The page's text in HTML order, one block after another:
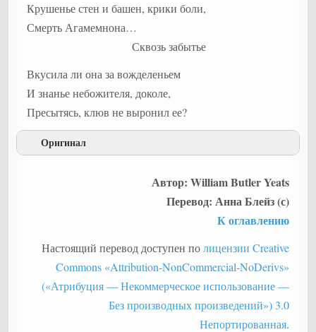
Крушенье стен и башен, крики боли,
Смерть Агамемнона…
Сквозь забытье
Вкусила ли она за вожделеньем
И знанье небожителя, доколе,
Пресытясь, клюв не выронил ее?
Оригинал
Автор: William Butler Yeats
Перевод: Анна Блейз (с)
К оглавлению
Настоящий перевод доступен полицензии Creative
Commons «Attribution-NonCommercial-NoDerivs»
(«Атрибуция — Некоммерческое использование —
Без производных произведений») 3.0
Непортированная.